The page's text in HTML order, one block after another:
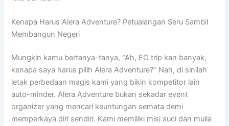
Kenapa Harus Alera Adventure? Petualangan Seru Sambil
Membangun Negeri
Mungkin kamu bertanya-tanya, “Ah, EO trip kan banyak,
kenapa saya harus pilih Alera Adventure?” Nah, di sinilah
letak perbedaan magis kami yang bikin kompetitor lain
auto-minder. Alera Adventure bukan sekadar event
organizer yang mencari keuntungan semata demi
memperkaya diri sendiri. Kami memiliki misi suci dan mulia